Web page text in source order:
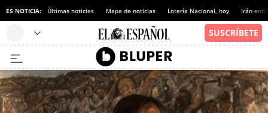
ES NOTICIA: Últimas noticias Mapa de noticias Lotería Nacional, hoy Irán